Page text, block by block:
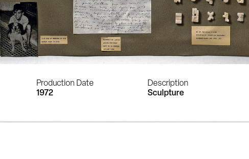
Production Date
1972
Description
Sculpture